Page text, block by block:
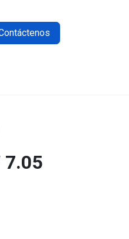
7.05